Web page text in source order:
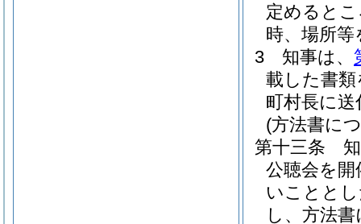
定めると
時、場所
3
知事は、
載した書
町村長に
(方法書に
第十三条
公聴会を
いことと
し、方法